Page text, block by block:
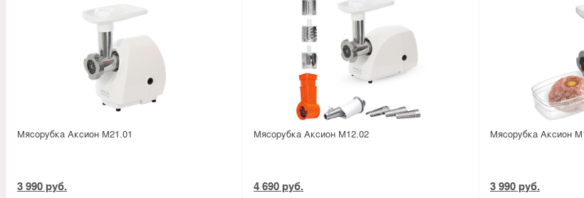
Мясорубка Аксион М21.01
3 990 руб.
Мясорубка Аксион М12.02
4 690 руб.
Мясорубка Аксион
3 990 руб.